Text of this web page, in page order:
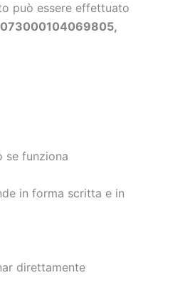
può essere effettuato
se funziona
in forma scritta e in
direttamente